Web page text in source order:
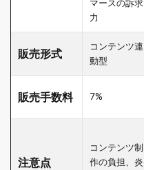
マースの訴求
力
販売形式
コンテンツ連
動型
販売手数料 7%
注意点
コンテンツ制
作の負担、炎